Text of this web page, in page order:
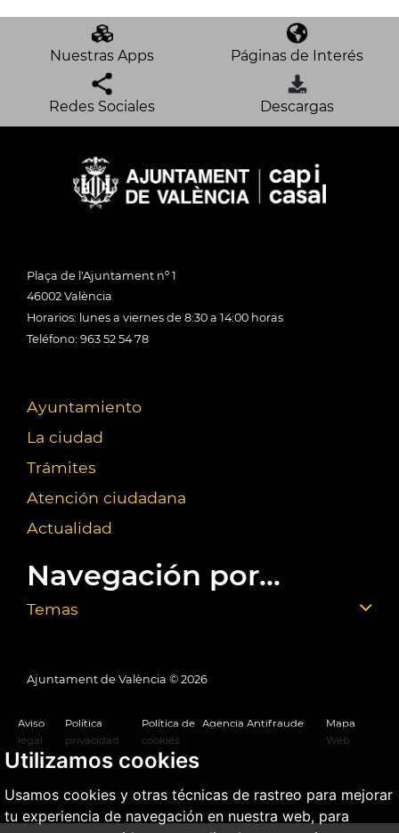
Utilizamos cookies
Usamos cookies y otras técnicas de rastreo para mejorar
tu experiencia de navegación en nuestra web, para
Nuestras Apps Páginas de Interés
Redes Sociales Descargas
Plaça de l'Ajuntament nº 1
46002 València
Horarios: lunes a viernes de 8:30 a 14:00 horas
Teléfono: 963 52 54 78
Ayuntamiento
La ciudad
Trámites
Atención ciudadana
Actualidad
Navegación por...
Temas
Ajuntament de València © 2026
Aviso
legal
Política
privacidad
Política de
cookies
Agencia Antifraude
Mapa
Web